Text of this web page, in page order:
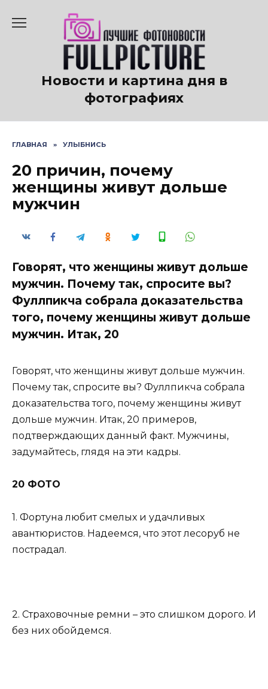
содержанию
Новости и картина дня в
фотографиях
ГЛАВНАЯ » УЛЫБНИСЬ
20 причин, почему
женщины живут дольше
мужчин
Говорят, что женщины живут дольше
мужчин. Почему так, спросите вы?
Фуллпикча собрала доказательства
того, почему женщины живут дольше
мужчин. Итак, 20
Говорят, что женщины живут дольше мужчин.
Почему так, спросите вы? Фуллпикча собрала
доказательства того, почему женщины живут
дольше мужчин. Итак, 20 примеров,
подтверждающих данный факт. Мужчины,
задумайтесь, глядя на эти кадры.
20 ФОТО
1. Фортуна любит смелых и удачливых
авантюристов. Надеемся, что этот лесоруб не
пострадал.
2. Страховочные ремни – это слишком дорого. И
без них обойдемся.